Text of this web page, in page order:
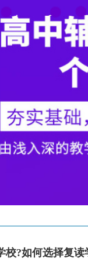
校?如何选择复读